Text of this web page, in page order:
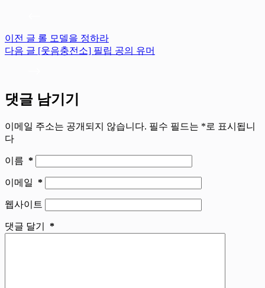
이전 글 롤 모델을 정하라
다음 글 [웃음충전소] 필립 공의 유머
댓글 남기기
이메일 주소는 공개되지 않습니다. 필수 필드는 *로 표시됩니
다
이름 *
이메일 *
웹사이트
댓글 달기 *